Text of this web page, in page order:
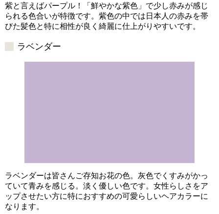
紫と言えばパープル！「鮮やかな紫色」で少し赤みが感じ
られる色合いが特徴です。紫色の中では日本人の赤みを帯
びた髪色と特に相性が良く綺麗に仕上がりやすいです。
ラベンダー
ラベンダーは皆さんご存知お花の色。灰色でくすみがかっ
ていて青みを感じる。淡く優しい色です。女性らしさをア
ップさせたい方に特におすすめの可愛らしいヘアカラーに
なります。